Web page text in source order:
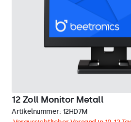
12 Zoll Monitor Metall
Artikelnummer: 12HD7M